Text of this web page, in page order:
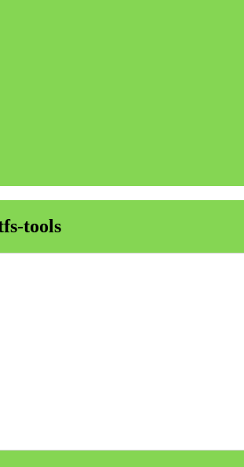
tools